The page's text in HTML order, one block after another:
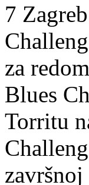
7
za
Blues
Torritu